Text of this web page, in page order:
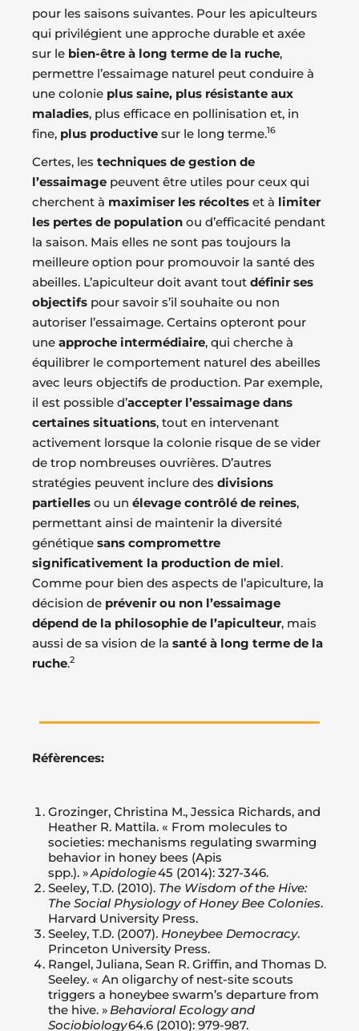
pour les saisons suivantes. Pour les apiculteurs
qui privilégient une approche durable et axée
sur le bien-être à long terme de la ruche,
permettre l’essaimage naturel peut conduire à
une colonie plus saine, plus résistante aux
maladies, plus efficace en pollinisation et, in
fine, plus productive sur le long terme.16
Certes, les techniques de gestion de
l’essaimage peuvent être utiles pour ceux qui
cherchent à maximiser les récoltes et à limiter
les pertes de population ou d’efficacité pendant
la saison. Mais elles ne sont pas toujours la
meilleure option pour promouvoir la santé des
abeilles. L’apiculteur doit avant tout définir ses
objectifs pour savoir s’il souhaite ou non
autoriser l’essaimage. Certains opteront pour
une approche intermédiaire, qui cherche à
équilibrer le comportement naturel des abeilles
avec leurs objectifs de production. Par exemple,
il est possible d’accepter l’essaimage dans
certaines situations, tout en intervenant
activement lorsque la colonie risque de se vider
de trop nombreuses ouvrières. D’autres
stratégies peuvent inclure des divisions
partielles ou un élevage contrôlé de reines,
permettant ainsi de maintenir la diversité
génétique sans compromettre
significativement la production de miel.
Comme pour bien des aspects de l’apiculture, la
décision de prévenir ou non l’essaimage
dépend de la philosophie de l’apiculteur, mais
aussi de sa vision de la santé à long terme de la
ruche.2
Réfèrences:
Grozinger, Christina M., Jessica Richards, and
Heather R. Mattila. « From molecules to
societies: mechanisms regulating swarming
behavior in honey bees (Apis
spp.). »Apidologie45 (2014): 327-346.
Seeley, T.D. (2010). The Wisdom of the Hive:
The Social Physiology of Honey Bee Colonies.
Harvard University Press.
Seeley, T.D. (2007). Honeybee Democracy.
Princeton University Press.
Rangel, Juliana, Sean R. Griffin, and Thomas D.
Seeley. « An oligarchy of nest-site scouts
triggers a honeybee swarm’s departure from
the hive. »Behavioral Ecology and
Sociobiology64.6 (2010): 979-987.